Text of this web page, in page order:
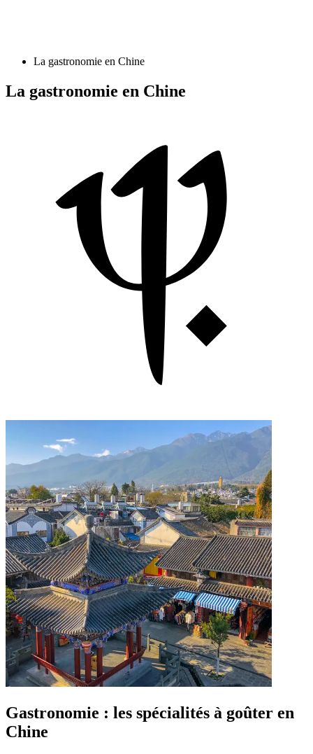
La gastronomie en Chine
La gastronomie en Chine
Gastronomie : les spécialités à goûter en
Chine